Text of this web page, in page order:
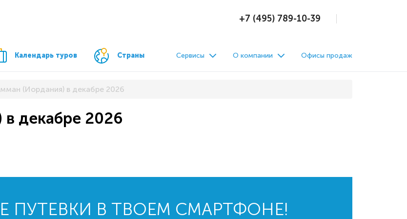
+7 (495) 789-10-39
Календарь туров Страны Сервисы О компании Офисы продаж
(Иордания) в декабре 2026
декабре 2026
ПУТЕВКИ В ТВОЕМ СМАРТФОНЕ!